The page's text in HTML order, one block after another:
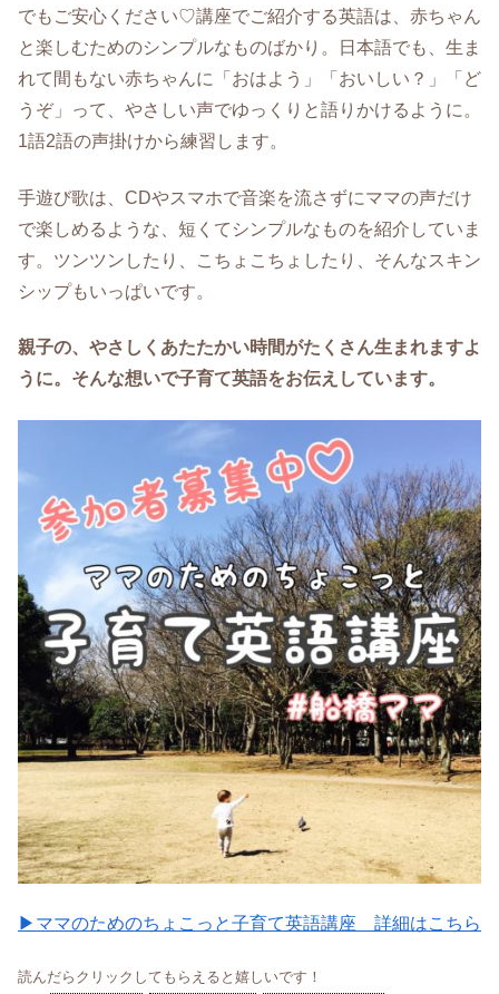
でもご安心ください♡講座でご紹介する英語は、赤ちゃん
と楽しむためのシンプルなものばかり。日本語でも、生ま
れて間もない赤ちゃんに「おはよう」「おいしい？」「ど
うぞ」って、やさしい声でゆっくりと語りかけるように。
1語2語の声掛けから練習します。
手遊び歌は、CDやスマホで音楽を流さずにママの声だけ
で楽しめるような、短くてシンプルなものを紹介していま
す。ツンツンしたり、こちょこちょしたり、そんなスキン
シップもいっぱいです。
親子の、やさしくあたたかい時間がたくさん生まれますよ
うに。そんな想いで子育て英語をお伝えしています。
▶ママのためのちょこっと子育て英語講座 詳細はこちら
読んだらクリックしてもらえると嬉しいです！